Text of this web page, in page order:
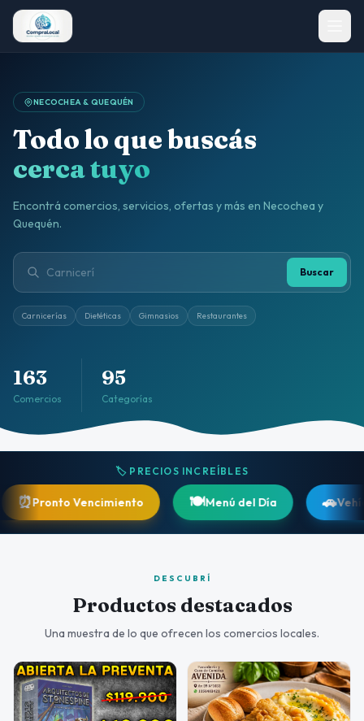
NECOCHEA & QUEQUÉN
Todo lo que buscás
cerca tuyo
Encontrá comercios, servicios, ofertas y más en Necochea y
Quequén.
Buscar
Carnicerías Dietéticas Gimnasios Restaurantes
163
Comercios
95
Categorías
🏷️ PRECIOS INCREÍBLES
Vencimiento 🍽️Menú del Día 🚗 Vehículos
DESCUBRÍ
Productos destacados
Una muestra de lo que ofrecen los comercios locales.